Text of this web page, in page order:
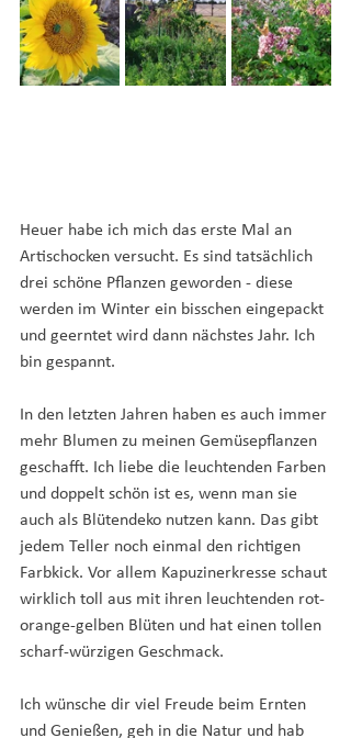
Heuer habe ich mich das erste Mal an
Artischocken versucht. Es sind tatsächlich
drei schöne Pflanzen geworden - diese
werden im Winter ein bisschen eingepackt
und geerntet wird dann nächstes Jahr. Ich
bin gespannt.
In den letzten Jahren haben es auch immer
mehr Blumen zu meinen Gemüsepflanzen
geschafft. Ich liebe die leuchtenden Farben
und doppelt schön ist es, wenn man sie
auch als Blütendeko nutzen kann. Das gibt
jedem Teller noch einmal den richtigen
Farbkick. Vor allem Kapuzinerkresse schaut
wirklich toll aus mit ihren leuchtenden rot-
orange-gelben Blüten und hat einen tollen
scharf-würzigen Geschmack.
Ich wünsche dir viel Freude beim Ernten
und Genießen, geh in die Natur und hab